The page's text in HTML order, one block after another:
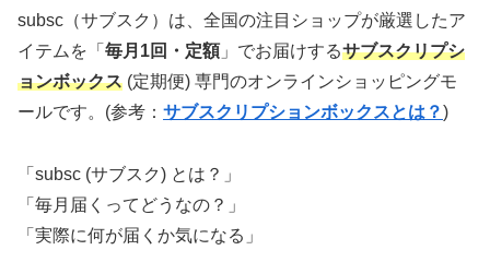
subsc（サブスク）は、全国の注目ショップが厳選したア
イテムを「 毎月1回・定額」でお届けするサブスクリプシ
ョンボックス (定期便) 専門のオンラインショッピングモ
ールです。(参考： サブスクリプションボックスとは？)
「subsc (サブスク) とは？」
「毎月届くってどうなの？」
「実際に何が届くか気になる」